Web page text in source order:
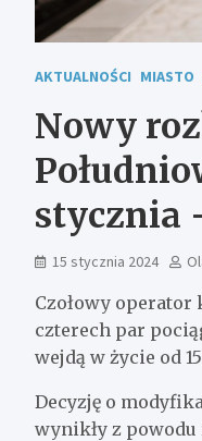
AKTUALNOŚCI MIASTO
Nowy
stycznia
15 stycznia 2024
Czołowy operator
czterech par
wejdą w życie od
Decyzję o
wynikły z